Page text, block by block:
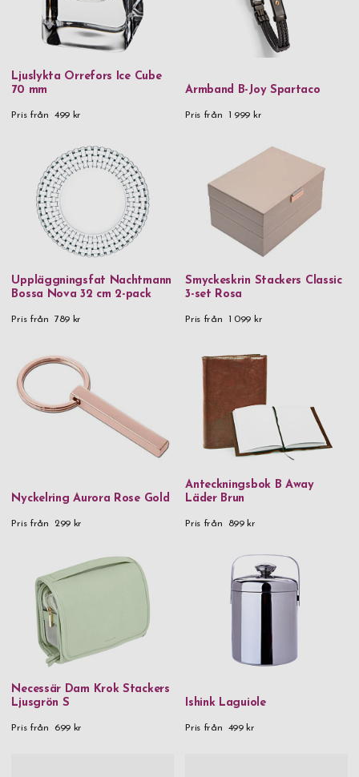
Ljuslykta Orrefors Ice Cube
70 mm
Pris från 499 kr
Armband B-Joy Spartaco
Pris från 1 999 kr
Uppläggningsfat Nachtmann
Bossa Nova 32 cm 2-pack
Pris från 789 kr
Smyckeskrin Stackers Classic
3-set Rosa
Pris från 1 099 kr
Nyckelring Aurora Rose Gold
Pris från 299 kr
Anteckningsbok B Away
Läder Brun
Pris från 899 kr
Necessär Dam Krok Stackers
Ljusgrön S
Pris från 699 kr
Ishink Laguiole
Pris från 499 kr